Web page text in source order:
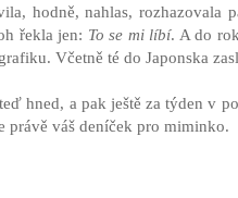
hodně, nahlas, rozhazovala
řekla jen: To se mi líbí. A do
Včetně té do Japonska
hned, a pak ještě za týden v
právě váš deníček pro miminko.